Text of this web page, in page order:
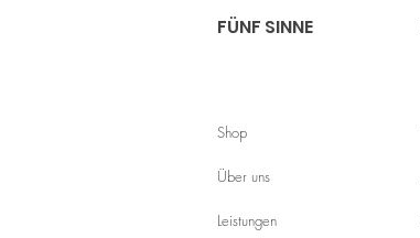
FÜNF SINNE
Shop
Über uns
Leistungen